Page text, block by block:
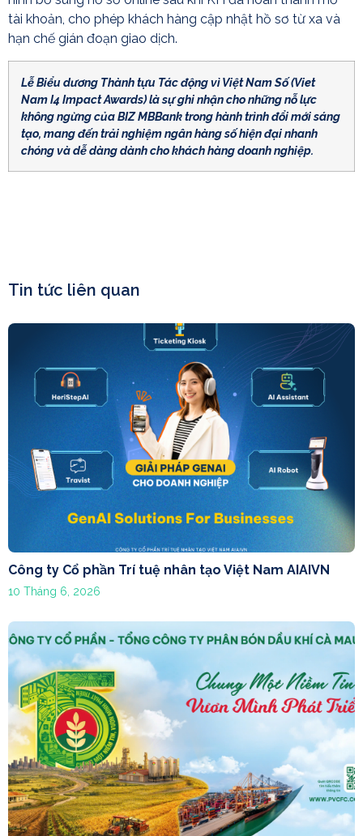
tài khoản, cho phép khách hàng cập nhật hồ sơ từ xa và
hạn chế gián đoạn giao dịch.
Lễ Biểu dương Thành tựu Tác động vì Việt Nam Số (Viet
Nam I4 Impact Awards) là sự ghi nhận cho những nỗ lực
không ngừng của BIZ MBBank trong hành trình đổi mới sáng
tạo, mang đến trải nghiệm ngân hàng số hiện đại nhanh
chóng và dễ dàng dành cho khách hàng doanh nghiệp.
Tin tức liên quan
Công ty Cổ phần Trí tuệ nhân tạo Việt Nam AIAIVN
10 Tháng 6, 2026